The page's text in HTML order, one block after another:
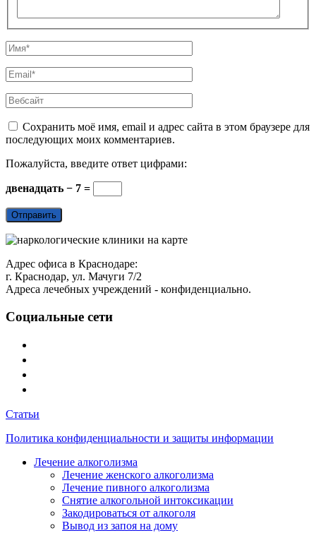
Сохранить моё имя, email и адрес сайта в этом браузере для
последующих моих комментариев.
Пожалуйста, введите ответ цифрами:
двенадцать − 7 =
Адрес офиса в Краснодаре:
г. Краснодар, ул. Мачуги 7/2
Адреса лечебных учреждений - конфиденциально.
Социальные сети
Статьи
Политика конфиденциальности и защиты информации
Лечение алкоголизма
Лечение женского алкоголизма
Лечение пивного алкоголизма
Снятие алкогольной интоксикации
Закодироваться от алкоголя
Вывод из запоя на дому